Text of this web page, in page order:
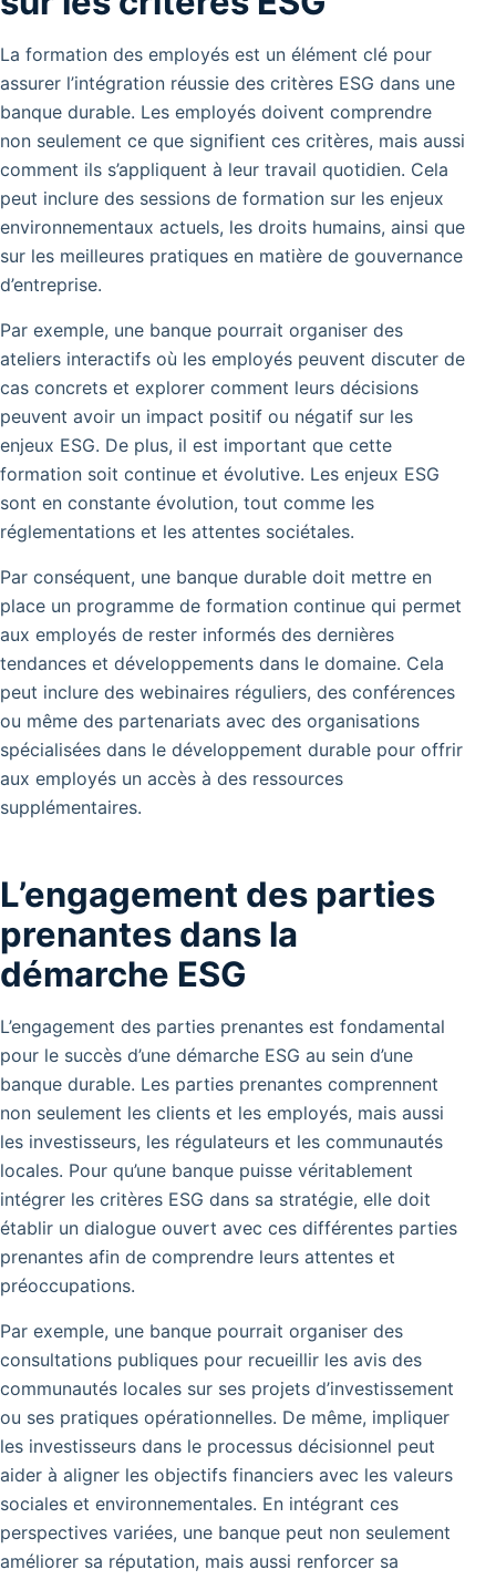
La formation des employés est un élément clé pour
assurer l’intégration réussie des critères ESG dans une
banque durable. Les employés doivent comprendre
non seulement ce que signifient ces critères, mais aussi
comment ils s’appliquent à leur travail quotidien. Cela
peut inclure des sessions de formation sur les enjeux
environnementaux actuels, les droits humains, ainsi que
sur les meilleures pratiques en matière de gouvernance
d’entreprise.
Par exemple, une banque pourrait organiser des
ateliers interactifs où les employés peuvent discuter de
cas concrets et explorer comment leurs décisions
peuvent avoir un impact positif ou négatif sur les
enjeux ESG. De plus, il est important que cette
formation soit continue et évolutive. Les enjeux ESG
sont en constante évolution, tout comme les
réglementations et les attentes sociétales.
Par conséquent, une banque durable doit mettre en
place un programme de formation continue qui permet
aux employés de rester informés des dernières
tendances et développements dans le domaine. Cela
peut inclure des webinaires réguliers, des conférences
ou même des partenariats avec des organisations
spécialisées dans le développement durable pour offrir
aux employés un accès à des ressources
supplémentaires.
L’engagement des parties
prenantes dans la
démarche ESG
L’engagement des parties prenantes est fondamental
pour le succès d’une démarche ESG au sein d’une
banque durable. Les parties prenantes comprennent
non seulement les clients et les employés, mais aussi
les investisseurs, les régulateurs et les communautés
locales. Pour qu’une banque puisse véritablement
intégrer les critères ESG dans sa stratégie, elle doit
établir un dialogue ouvert avec ces différentes parties
prenantes afin de comprendre leurs attentes et
préoccupations.
Par exemple, une banque pourrait organiser des
consultations publiques pour recueillir les avis des
communautés locales sur ses projets d’investissement
ou ses pratiques opérationnelles. De même, impliquer
les investisseurs dans le processus décisionnel peut
aider à aligner les objectifs financiers avec les valeurs
sociales et environnementales. En intégrant ces
perspectives variées, une banque peut non seulement
améliorer sa réputation, mais aussi renforcer sa